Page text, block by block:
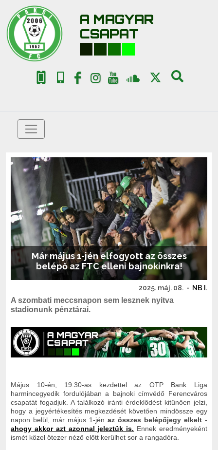
A MAGYAR
CSAPAT
Már május 1-jén elfogyott az összes
belépő az FTC elleni bajnokinkra!
2025. máj. 08. - NB I.
A szombati meccsnapon sem lesznek nyitva
stadionunk pénztárai.
Május 10-én, 19:30-as kezdettel az OTP Bank Liga
harmincegyedik fordulójában a bajnoki címvédő Ferencváros
csapatát fogadjuk. A találkozó iránti érdeklődést kitűnően jelzi,
hogy a jegyértékesítés megkezdését követően mindössze egy
napon belül, már május 1-jén az összes belépőjegy elkelt -
ahogy akkor azt azonnal jeleztük is. Ennek eredményeként
ismét közel ötezer néző előtt kerülhet sor a rangadóra.